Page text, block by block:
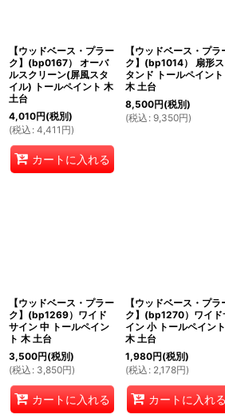
【ウッドベース・プラー
ク】(bp0167） オーバ
ルスクリーン(屏風スタ
イル) トールペイント 木
土台
4,010円(税別)
(税込 : 4,411 円)
カートに入れる
【ウッドベース・プラ
ク】(bp1014） 扇形ス
タンド トールペイント
木 土台
8,500円(税別)
(税込 : 9,350円)
【ウッドベース・プラー
ク】(bp1269）ワイド
サイン 中 トールペイン
ト 木 土台
3,500円(税別)
(税込 : 3,850円)
カートに入れる
【ウッドベース・プラ
ク】(bp1270）ワイド
イン 小 トールペイント
木 土台
1,980円(税別)
(税込 : 2,178円)
カートに入れ